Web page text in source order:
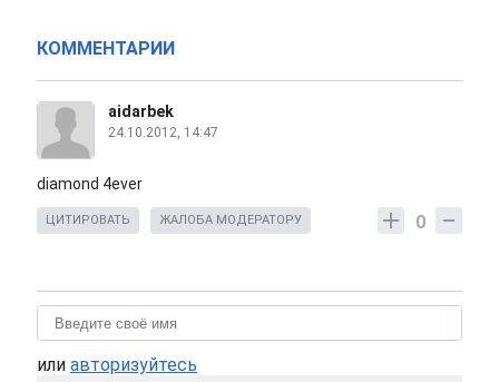
КОММЕНТАРИИ
aidarbek
24.10.2012, 14:47
diamond 4ever
0
ЦИТИРОВАТЬ ЖАЛОБА МОДЕРАТОРУ
или авторизуйтесь